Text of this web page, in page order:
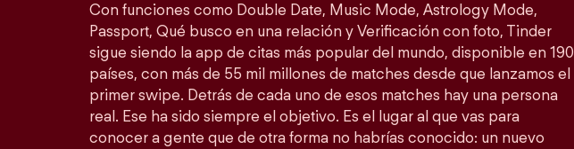
Con funciones como Double Date, Music Mode, Astrology Mode,
Passport, Qué busco en una relación y Verificación con foto, Tinder
sigue siendo la app de citas más popular del mundo, disponible en 190
países, con más de 55 mil millones de matches desde que lanzamos el
primer swipe. Detrás de cada uno de esos matches hay una persona
real. Ese ha sido siempre el objetivo. Es el lugar al que vas para
conocer a gente que de otra forma no habrías conocido: un nuevo